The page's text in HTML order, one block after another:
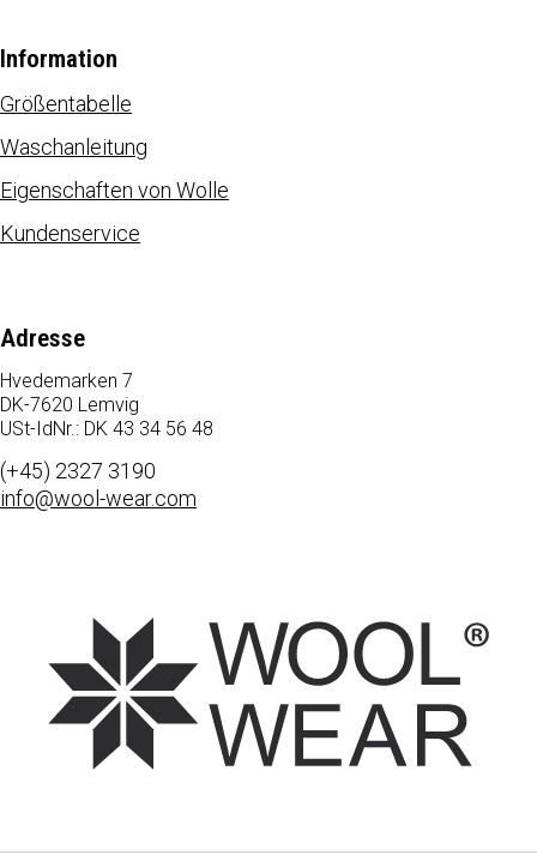
Information
Größentabelle
Waschanleitung
Eigenschaften von Wolle
Kundenservice
Adresse
Hvedemarken 7
DK-7620 Lemvig
USt-IdNr.: DK 43 34 56 48
(+45) 2327 3190
info@wool-wear.com